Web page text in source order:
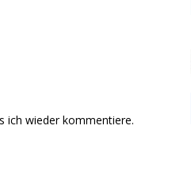
ich wieder kommentiere.